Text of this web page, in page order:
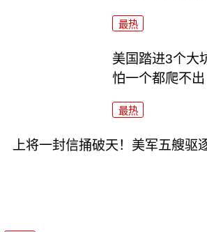
最热
美国踏进3个大
怕一个都爬不出
最热
上将一封信捅破天！美军五艘驱